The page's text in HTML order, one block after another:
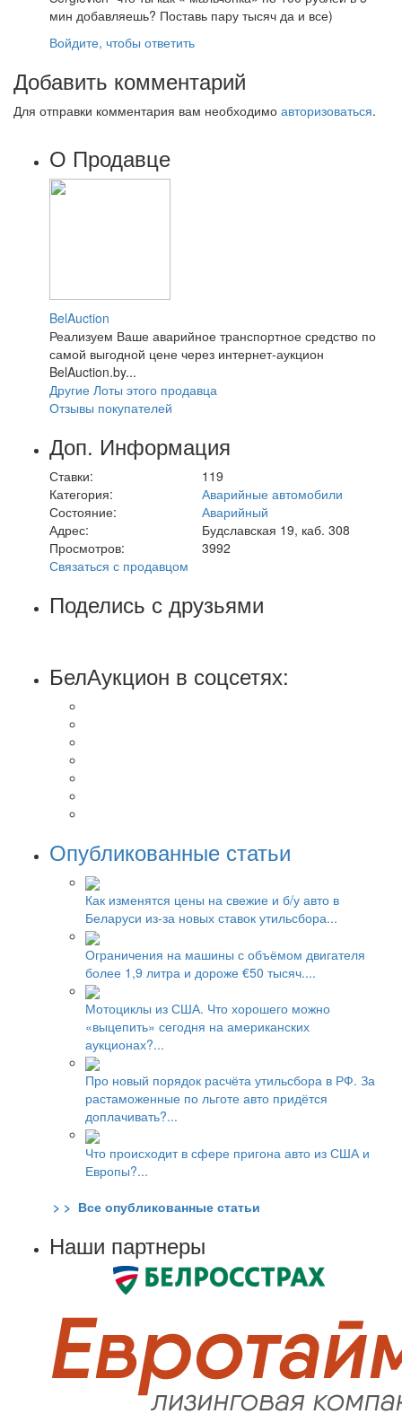
мин добавляешь? Поставь пару тысяч да и все)
Войдите, чтобы ответить
Добавить комментарий
Для отправки комментария вам необходимо авторизоваться.
О Продавце
BelAuction
Реализуем Ваше аварийное транспортное средство по
самой выгодной цене через интернет-аукцион
BelAuction.by...
Другие Лоты этого продавца
Отзывы покупателей
Доп. Информация
Ставки:
119
Категория:
Аварийные автомобили
Состояние:
Аварийный
Адрес:
Будславская 19, каб. 308
Просмотров:
3992
Связаться с продавцом
Поделись с друзьями
БелАукцион в соцсетях:
Опубликованные статьи
Как изменятся цены на свежие и б/у авто в
Беларуси из-за новых ставок утильсбора...
Ограничения на машины с объёмом двигателя
более 1,9 литра и дороже €50 тысяч....
Мотоциклы из США. Что хорошего можно
«выцепить» сегодня на американских
аукционах?...
Про новый порядок расчёта утильсбора в РФ. За
растаможенные по льготе авто придётся
доплачивать?...
Что происходит в сфере пригона авто из США и
Европы?...
> > Все опубликованные статьи
Наши партнеры